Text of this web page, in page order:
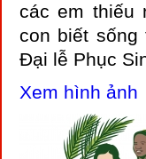
các em thiếu
con biết sống
Đại lễ Phục
Xem hình ảnh